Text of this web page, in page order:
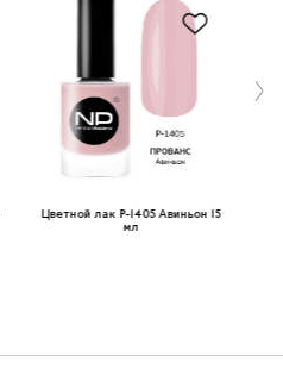
Цветной лак P-1405 Авиньон 15
мл